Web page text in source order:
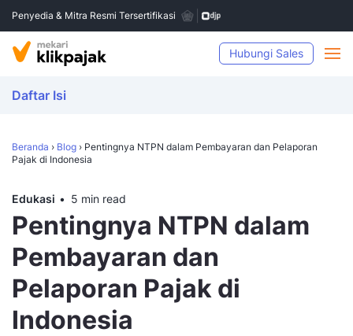
Penyedia & Mitra Resmi Tersertifikasi
Hubungi Sales
Daftar Isi
Beranda › Blog › Pentingnya NTPN dalam Pembayaran dan Pelaporan
Pajak di Indonesia
Edukasi 5 min read
Pentingnya NTPN dalam
Pembayaran dan
Pelaporan Pajak di
Indonesia